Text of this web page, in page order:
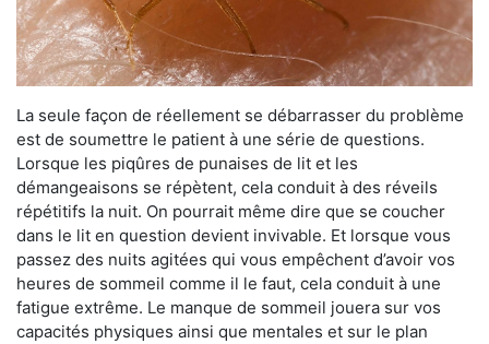
La seule façon de réellement se débarrasser du problème
est de soumettre le patient à une série de questions.
Lorsque les piqûres de punaises de lit et les
démangeaisons se répètent, cela conduit à des réveils
répétitifs la nuit. On pourrait même dire que se coucher
dans le lit en question devient invivable. Et lorsque vous
passez des nuits agitées qui vous empêchent d’avoir vos
heures de sommeil comme il le faut, cela conduit à une
fatigue extrême. Le manque de sommeil jouera sur vos
capacités physiques ainsi que mentales et sur le plan